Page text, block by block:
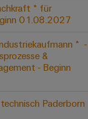
* für
01.08.2027
* ​ -
&
- Beginn
Paderborn